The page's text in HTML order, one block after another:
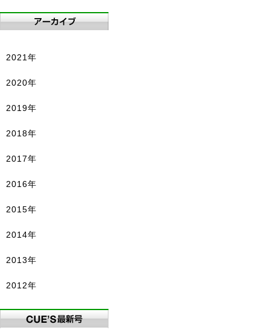
2021年
2020年
2019年
2018年
2017年
2016年
2015年
2014年
2013年
2012年